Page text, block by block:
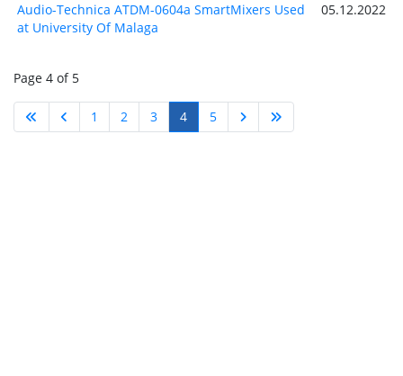
Audio-Technica ATDM-0604a SmartMixers Used
at University Of Malaga
05.12.2022
Page 4 of 5
1 2 3 4 5